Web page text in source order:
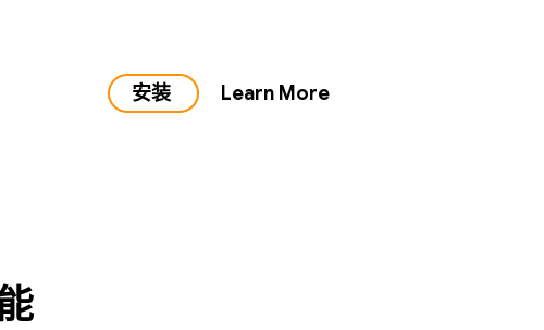
安装 Learn More